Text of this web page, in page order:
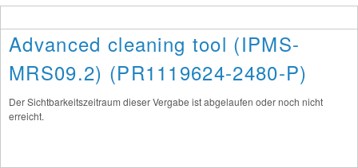
Advanced cleaning tool (IPMS-
MRS09.2) (PR1119624-2480-P)
Der Sichtbarkeitszeitraum dieser Vergabe ist abgelaufen oder noch nicht
erreicht.